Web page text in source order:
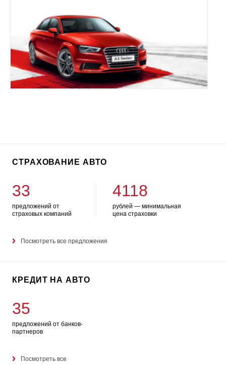
СТРАХОВАНИЕ АВТО
33
предложений от
страховых компаний
4118
рублей — минимальная
цена страховки
Посмотреть все предложения
КРЕДИТ НА АВТО
35
предложений от банков-
партнеров
Посмотреть все